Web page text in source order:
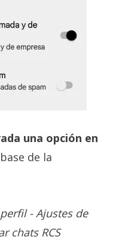
una opción en
de la
- Ajustes de
chats RCS